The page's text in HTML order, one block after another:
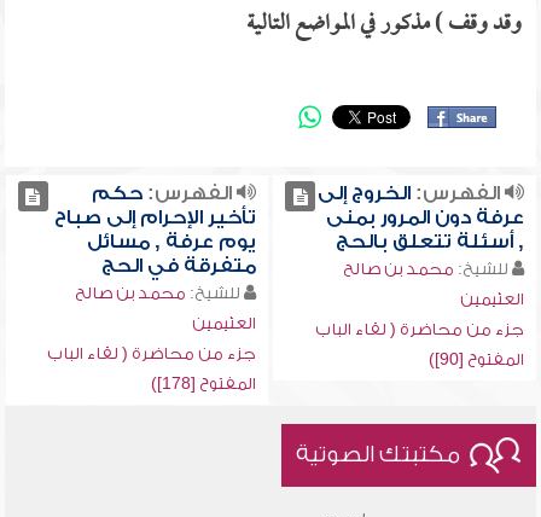
وقد وقف ) مذكور في المواضع التالية
الفهرس:الخروج إلى
عرفة دون المرور بمنى
, أسئلة تتعلق بالحج
للشيخ: محمد بن صالح
العثيمين
جزء من محاضرة ( لقاء الباب
المفتوح [90])
الفهرس:حكم
تأخير الإحرام إلى صباح
يوم عرفة , مسائل
متفرقة في الحج
للشيخ: محمد بن صالح
العثيمين
جزء من محاضرة ( لقاء الباب
المفتوح [178])
مكتبتك الصوتية